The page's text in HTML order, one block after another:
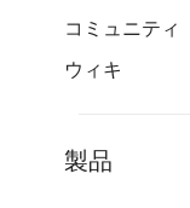
コミュニティ
ウィキ
製品